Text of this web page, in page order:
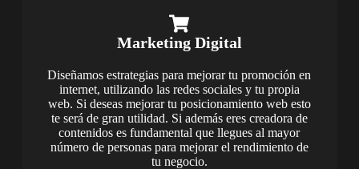
Marketing Digital
Diseñamos estrategias para mejorar tu promoción en
internet, utilizando las redes sociales y tu propia
web. Si deseas mejorar tu posicionamiento web esto
te será de gran utilidad. Si además eres creadora de
contenidos es fundamental que llegues al mayor
número de personas para mejorar el rendimiento de
tu negocio.